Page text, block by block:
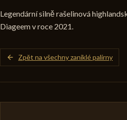
Legendární silně rašelinová
Diageem v roce 2021.
Zpět na všechny zaniklé palírny